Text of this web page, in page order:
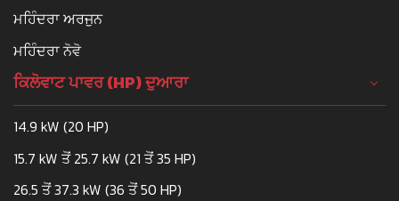
ਮਹਿੰਦਰਾ ਅਰਜੁਨ
ਮਹਿੰਦਰਾ ਨੋਵੋ
ਕਿਲੋਵਾਟ ਪਾਵਰ (HP) ਦੁਆਰਾ
14.9 kW (20 HP)
15.7 kW ਤੋਂ 25.7 kW (21 ਤੋਂ 35 HP)
26.5 ਤੋਂ 37.3 kW (36 ਤੋਂ 50 HP)